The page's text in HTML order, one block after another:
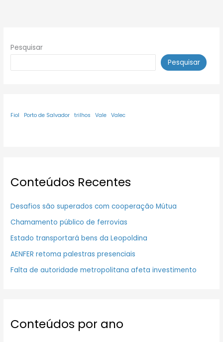
Pesquisar
Pesquisar
Fiol Porto de Salvador trilhos Vale Valec
Conteúdos Recentes
Desafios são superados com cooperação Mútua
Chamamento público de ferrovias
Estado transportará bens da Leopoldina
AENFER retoma palestras presenciais
Falta de autoridade metropolitana afeta investimento
Conteúdos por ano